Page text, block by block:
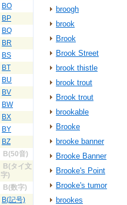
BO
BP
BQ
BR
BS
BT
BU
BV
BW
BX
BY
BZ
B(50音)
B(タイ文
字)
B(数字)
B(記号)
broogh
brook
Brook
Brook Street
brook thistle
brook trout
Brook trout
brookable
Brooke
brooke banner
Brooke Banner
Brooke's Point
Brooke's tumor
brookes